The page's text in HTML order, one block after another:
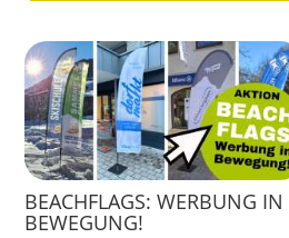
BEACHFLAGS: WERBUNG IN
BEWEGUNG!